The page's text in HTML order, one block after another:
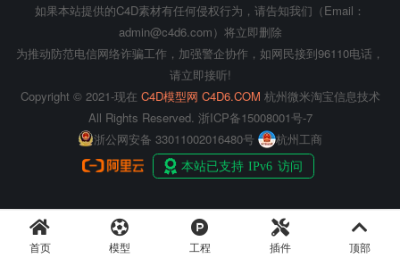
如果本站提供的C4D素材有任何侵权行为，请告知我们（Email：
admin@c4d6.com）将立即删除
为推动防范电信网络诈骗工作，加强警企协作，如网民接到96110电话，
请立即接听!
Copyright © 2021-现在 C4D模型网 C4D6.COM 杭州微米淘宝信息技术
All Rights Reserved. 浙ICP备15008001号-7
浙公网安备 33011002016480号
杭州工商
首页 模型 工程 插件 顶部